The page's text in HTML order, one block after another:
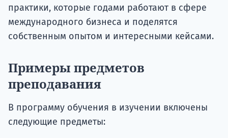
практики, которые годами работают в сфере
международного бизнеса и поделятся
собственным опытом и интересными кейсами.
Примеры предметов
преподавания
В программу обучения в изучении включены
следующие предметы: